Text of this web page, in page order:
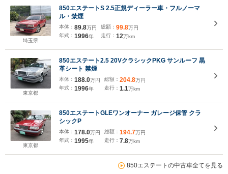
埼玉県
850エステートS 2.5正規ディーラー車・フルノーマ
ル・禁煙
本体： 89.8万円
年式： 1996年
総額： 99.8万円
走行： 12万km
東京都
850エステート2.5 20VクラシックPKG サンルーフ 黒
革シート 禁煙
本体： 188.0万円
年式： 1996年
総額： 204.8万円
走行： 1.1万km
東京都
850エステートGLEワンオーナー ガレージ保管 クラ
シックP
本体： 178.0万円
年式： 1995年
総額： 194.7万円
走行： 7.8万km
850エステートの中古車全てを見る